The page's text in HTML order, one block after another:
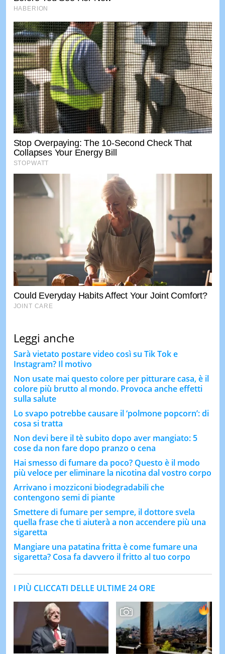
Leggi anche
Sarà vietato postare video così su Tik Tok e
Instagram? Il motivo
Non usate mai questo colore per pitturare casa, è il
colore più brutto al mondo. Provoca anche effetti
sulla salute
Lo svapo potrebbe causare il ‘polmone popcorn’: di
cosa si tratta
Non devi bere il tè subito dopo aver mangiato: 5
cose da non fare dopo pranzo o cena
Hai smesso di fumare da poco? Questo è il modo
più veloce per eliminare la nicotina dal vostro corpo
Arrivano i mozziconi biodegradabili che
contengono semi di piante
Smettere di fumare per sempre, il dottore svela
quella frase che ti aiuterà a non accendere più una
sigaretta
Mangiare una patatina fritta è come fumare una
sigaretta? Cosa fa davvero il fritto al tuo corpo
I PIÙ CLICCATI DELLE ULTIME 24 ORE